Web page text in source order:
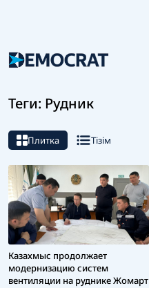
Теги: Рудник
Плитка Тізім
Казахмыс продолжает
модернизацию систем
вентиляции на руднике Жомарт